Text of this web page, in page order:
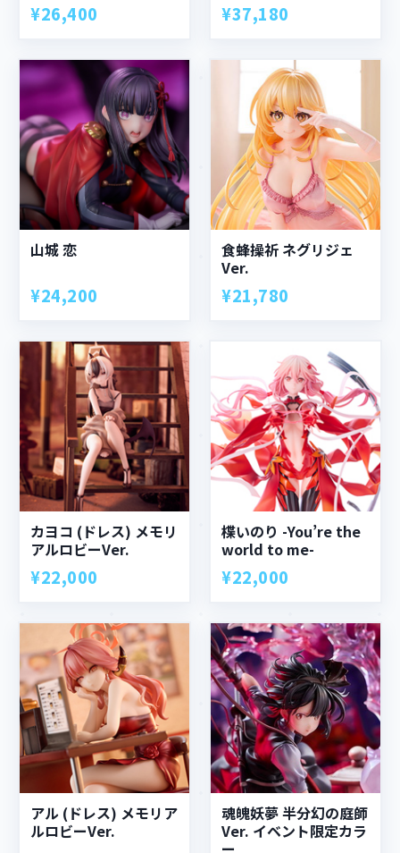
¥26,400 ¥37,180
山城 恋
¥24,200
食蜂操祈 ネグリジェ
Ver.
¥21,780
カヨコ (ドレス) メモリ
アルロビーVer.
¥22,000
楪いのり -You’re the
world to me-
¥22,000
アル (ドレス) メモリア
ルロビーVer.
魂魄妖夢 半分幻の庭師
Ver. イベント限定カラ
ー